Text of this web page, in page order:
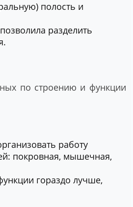
полость и
разделить
по строению и функции
работу
покровная, мышечная,
гораздо лучше,